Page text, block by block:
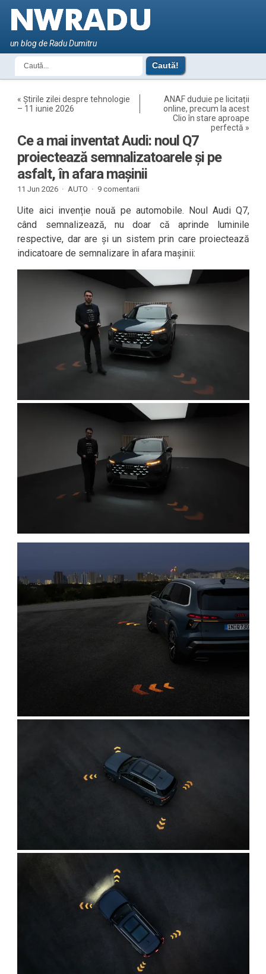
un blog de Radu Dumitru
«Știrile zilei despre tehnologie
– 11 iunie 2026
ANAF duduie pe licitații
online, precum la acest
Clio în stare aproape
perfectă »
Ce a mai inventat Audi: noul Q7
proiectează semnalizatoarele și pe
asfalt, în afara mașinii
11 Jun 2026 · AUTO · 9 comentarii
Uite aici invenție nouă pe automobile. Noul Audi Q7,
când semnalizează, nu doar că aprinde luminile
respective, dar are și un sistem prin care proiectează
indicatoare de semnalizare în afara mașinii: